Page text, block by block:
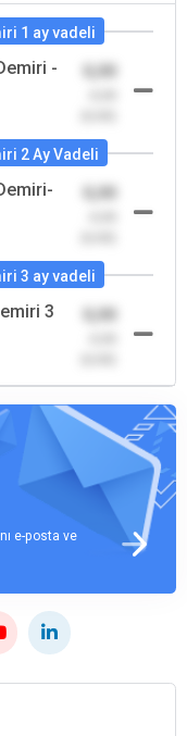
1 ay vadeli
-
0,00
2 Ay Vadeli
0,00
3 ay vadeli
3
0,00
e-posta ve